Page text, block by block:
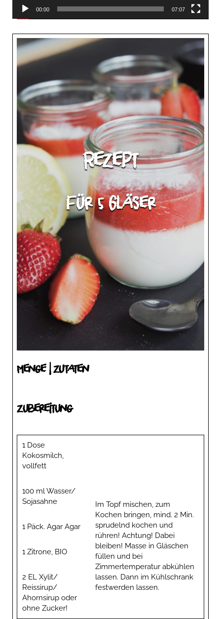
00:00 07:07
Rezept
für 5 Gläser
Menge | Zutaten
Zubereitung
1 Dose
Kokosmilch,
vollfett
100 ml Wasser/
Sojasahne
1 Päck. Agar Agar
1 Zitrone, BIO
2 EL Xylit/
Reissirup/
Ahornsirup oder
ohne Zucker!
Im Topf mischen, zum
Kochen bringen, mind. 2 Min.
sprudelnd kochen und
rühren! Achtung! Dabei
bleiben! Masse in Gläschen
füllen und bei
Zimmertemperatur abkühlen
lassen. Dann im Kühlschrank
festwerden lassen.